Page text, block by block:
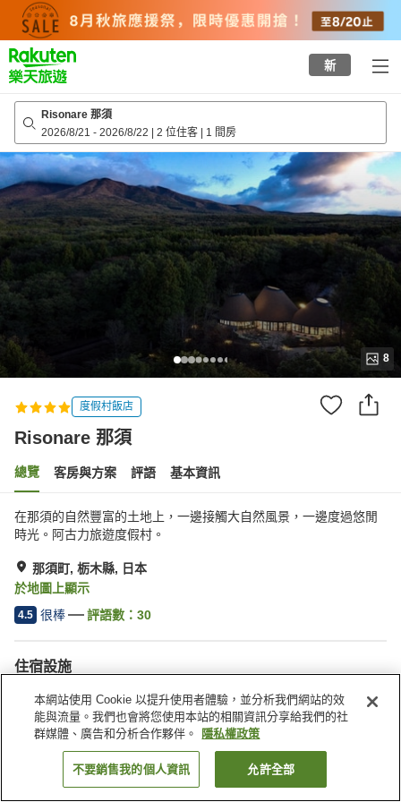
top
page
新
Risonare 那須
2026/8/21 - 2026/8/22 | 2 位住客 | 1 間房
8
度假村飯店
Risonare 那須
總覽 客房與方案 評語 基本資訊
在那須的自然豐富的土地上，一邊接觸大自然風景，一邊度過悠閒
時光。阿古力旅遊度假村。
那須町, 栃木縣, 日本
於地圖上顯示
4.5 很棒 評語數： 30
住宿設施
停車場
Spa／美容沙龍
餐廳
休息室
找客房
本網站使用 Cookie 以提升使用者體驗，並分析我們網站的效
能與流量。我們也會將您使用本站的相關資訊分享給我們的社
群媒體、廣告和分析合作夥伴。
隱私權政策
不要銷售我的個人資訊 允許全部